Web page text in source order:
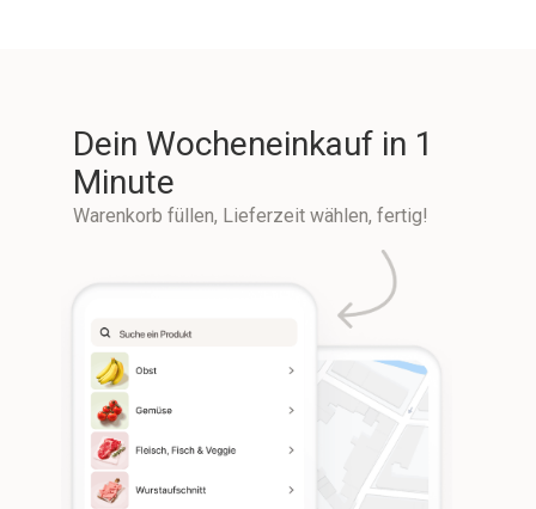
Dein Wocheneinkauf in 1
Minute
Warenkorb füllen, Lieferzeit wählen, fertig!